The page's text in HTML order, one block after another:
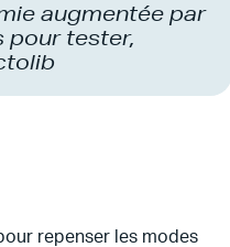
augmentée par
pour tester,
repenser les modes